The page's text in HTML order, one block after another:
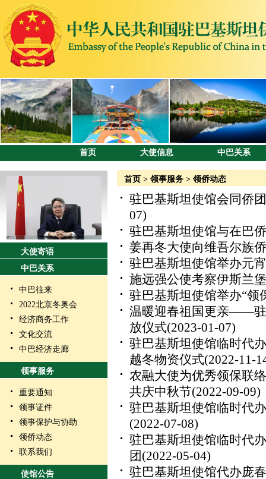
首页 大使信息 中巴关系
大使寄语
中巴关系
中巴往来
2022北京冬奥会
经济商务工作
文化交流
中巴经济走廊
领事服务
重要通知
领事证件
领事保护与协助
领侨动态
联系我们
使馆公告
首页 > 领事服务 > 领侨动态
驻巴基斯坦使馆会同侨
07)
驻巴基斯坦使馆与在巴
姜再冬大使向维吾尔族
驻巴基斯坦使馆举办元
施远强公使考察伊斯兰
驻巴基斯坦使馆举办“领
温暖迎春祖国更亲——驻
放仪式(2023-01-07)
驻巴基斯坦使馆临时代
越冬物资仪式(2022-11-
农融大使为优秀领保联
共庆中秋节(2022-09-09)
驻巴基斯坦使馆临时代
(2022-07-08)
驻巴基斯坦使馆临时代
团 (2022-05-04)
驻巴基斯坦使馆代办庞